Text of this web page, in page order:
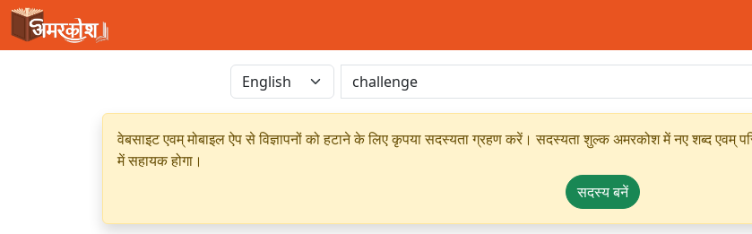
वेबसाइट एवम् मोबाइल ऐप से विज्ञापनों को हटाने के लिए कृपया सदस्यता ग्रहण करें। सदस्यता शुल्क अमरकोश में नए शब्द एवम्
में सहायक होगा।
सदस्य बनें